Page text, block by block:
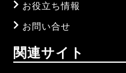
お役立ち情報
お問い合せ
関連サイト